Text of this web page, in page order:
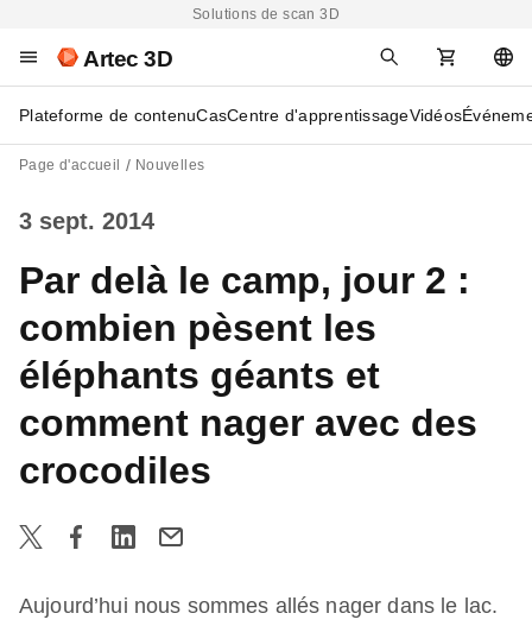
Solutions de scan 3D
Artec 3D
Plateforme de contenuCasCentre d'apprentissageVidéos
Page d'accueil Nouvelles
3 sept. 2014
Par delà le camp, jour 2 :
combien pèsent les
éléphants géants et
comment nager avec des
crocodiles
Aujourd’hui nous sommes allés nager dans le lac.